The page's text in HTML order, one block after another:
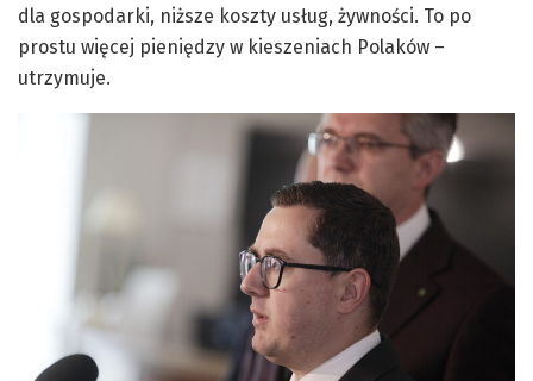
dla gospodarki, niższe koszty usług, żywności. To po
prostu więcej pieniędzy w kieszeniach Polaków –
utrzymuje.